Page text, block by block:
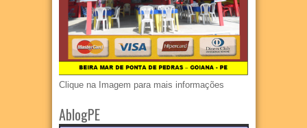
Clique na Imagem para mais informações
AblogPE